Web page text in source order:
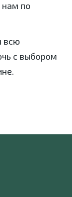
нам по
всю
с выбором